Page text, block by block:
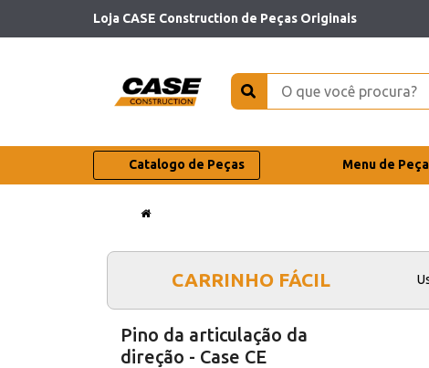
Loja CASE Construction de Peças Originais
Catalogo de Peças Menu de
CARRINHO FÁCIL
Pino da articulação da
direção - Case CE